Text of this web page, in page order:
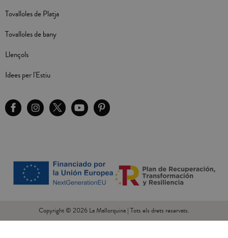
Tovalloles de Platja
Tovalloles de bany
Llençols
Idees per l'Estiu
Copyright © 2026 La Mallorquina | Tots els drets reservats.